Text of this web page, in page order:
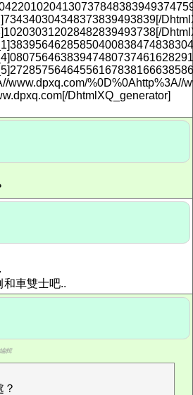
www.dpxq.com/
DhtmlXQ_generator]
和車雙士吧..
輯